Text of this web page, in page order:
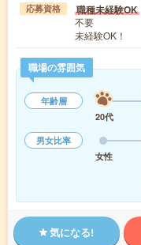
応募資格 職種未経験OK
不要
未経験OK！
職場の雰囲気
年齢層
20代
男女比率
女性
気になる!